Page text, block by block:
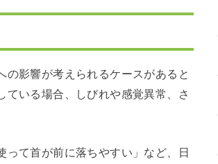
の影響が考えられるケースがあると
いる場合、しびれや感覚異常、さ
って首が前に落ちやすい」など、日